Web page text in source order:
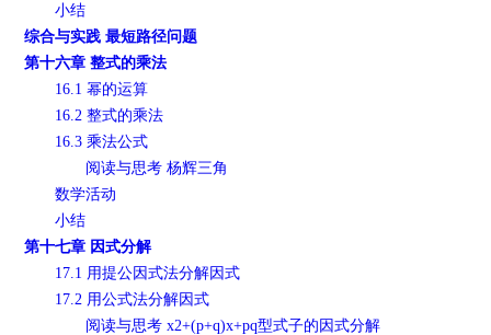
小结
综合与实践 最短路径问题
第十六章 整式的乘法
16.1 幂的运算
16.2 整式的乘法
16.3 乘法公式
阅读与思考 杨辉三角
数学活动
小结
第十七章 因式分解
17.1 用提公因式法分解因式
17.2 用公式法分解因式
阅读与思考 x2+(p+q)x+pq型式子的因式分解